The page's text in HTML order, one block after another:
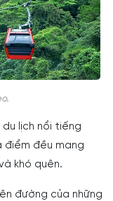
lịch nổi tiếng
điểm đều mang
khó quên.
đường của những